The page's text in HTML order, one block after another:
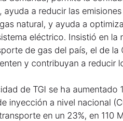
a reducir las
natural, y ayuda a
eléctrico. Insistió en la
de gas del país, el de la
y contribuyan a reducir
de TGI se ha aumentado
inyección a nivel nacional
en un 23%, en 110